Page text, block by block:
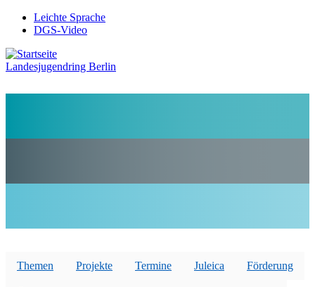
Direkt
zum
Preheader
Menü
Leichte Sprache
DGS-Video
Landesjugendring Berlin
Themen Projekte Termine Juleica Förderung